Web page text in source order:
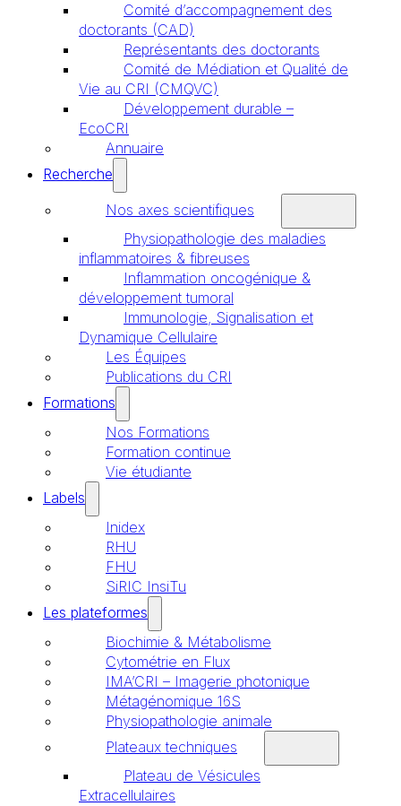
Comité d’accompagnement des
doctorants (CAD)
Représentants des doctorants
Comité de Médiation et Qualité de
Vie au CRI (CMQVC)
Développement durable –
EcoCRI
Annuaire
Recherche
Nos axes scientifiques
Physiopathologie des maladies
inflammatoires & fibreuses
Inflammation oncogénique &
développement tumoral
Immunologie, Signalisation et
Dynamique Cellulaire
Les Équipes
Publications du CRI
Formations
Nos Formations
Formation continue
Vie étudiante
Labels
Inidex
RHU
FHU
SiRIC InsiTu
Les plateformes
Biochimie & Métabolisme
Cytométrie en Flux
IMA’CRI – Imagerie photonique
Métagénomique 16S
Physiopathologie animale
Plateaux techniques
Plateau de Vésicules
Extracellulaires